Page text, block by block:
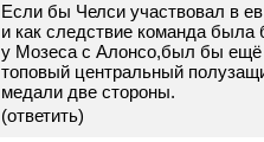
Если бы Челси участвовал в
и как следствие команда
у Мозеса с Алонсо,был бы ещё
топовый центральный
медали две стороны.
(ответить)